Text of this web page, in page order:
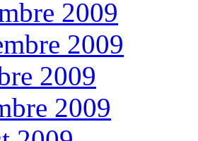
2009
2009
2009
2009